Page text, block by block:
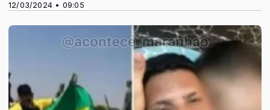
12/03/2024 • 09:05